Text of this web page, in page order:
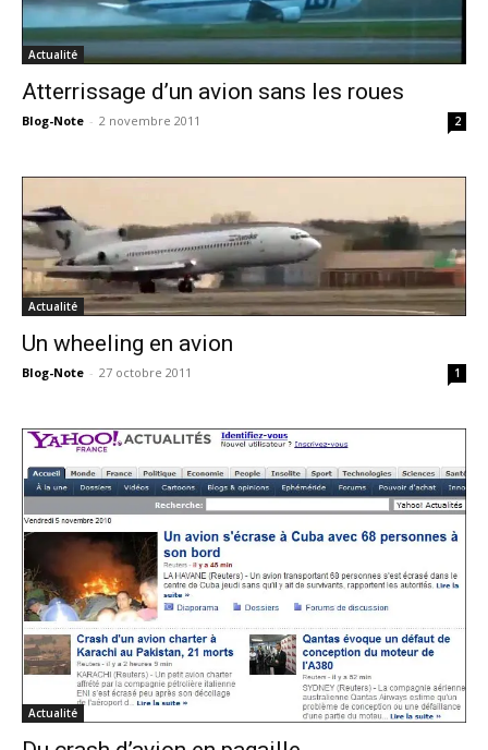
Actualité
Atterrissage d’un avion sans les roues
Blog-Note - 2 novembre 2011 2
Actualité
Un wheeling en avion
Blog-Note - 27 octobre 2011 1
Actualité